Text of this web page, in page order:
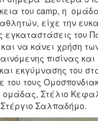
του camp, η
είχε την
εγκαταστάσεις του
να κάνει χρήση
πισίνας
εκγύμνασης του
του τους
ομάδας, Στέλιο
Σαλπαδήμο.